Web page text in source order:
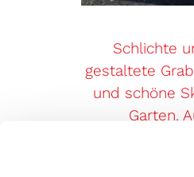
Schlichte
gestaltete
und schöne
Garten.